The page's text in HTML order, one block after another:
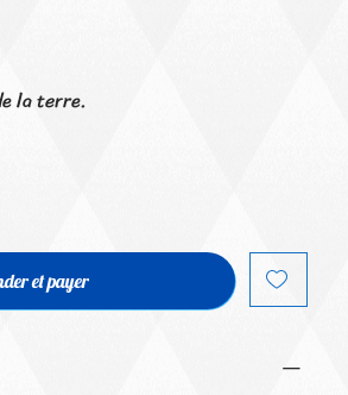
la terre.
et payer